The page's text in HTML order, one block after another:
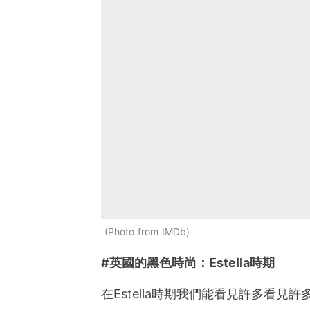
Photo from IMDb
#英國的黑色時尚：Estella時期
在Estella時期我們能看見許多看見許